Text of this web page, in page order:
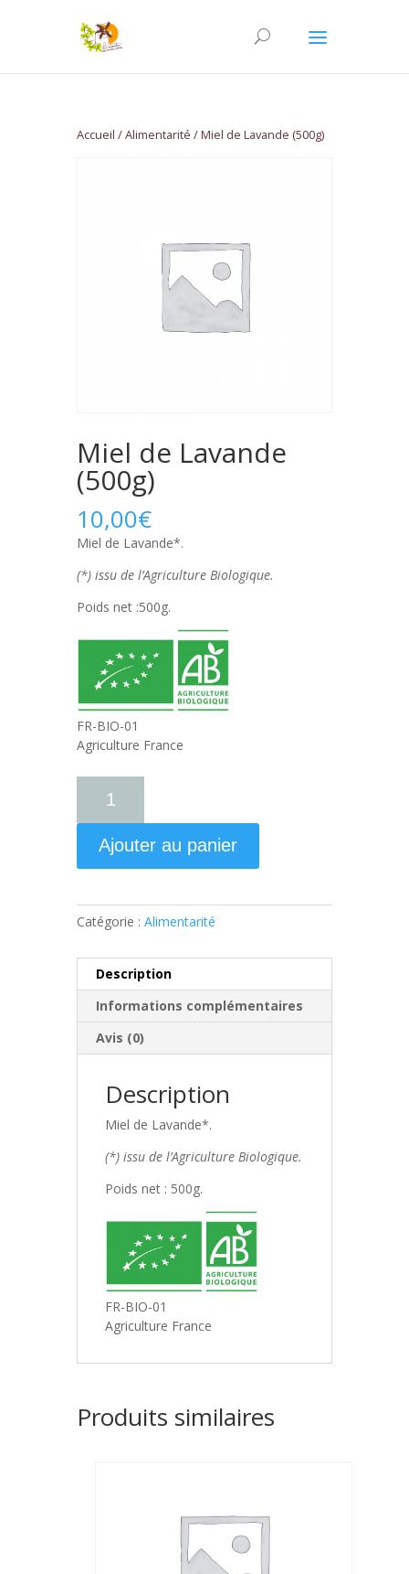
Accueil /Alimentarité / Miel de Lavande (500g)
Miel de Lavande
(500g)
10,00€
Miel de Lavande*.
(*) issu de l’Agriculture Biologique.
Poids net :500g.
FR-BIO-01
Agriculture France
Miel
Lavande
Ajouter au panier
Catégorie : Alimentarité
Description
Informations complémentaires
Avis (0)
Description
Miel de Lavande*.
(*) issu de l’Agriculture Biologique.
Poids net : 500g.
FR-BIO-01
Agriculture France
Produits similaires